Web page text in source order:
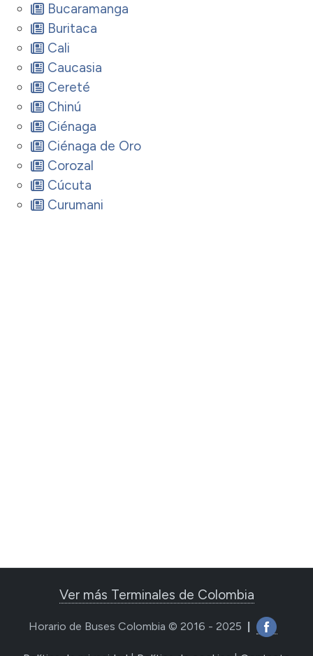
Bucaramanga
Buritaca
Cali
Caucasia
Cereté
Chinú
Ciénaga
Ciénaga de Oro
Corozal
Cúcuta
Curumani
Ver más Terminales de Colombia
Horario de Buses Colombia © 2016 - 2025